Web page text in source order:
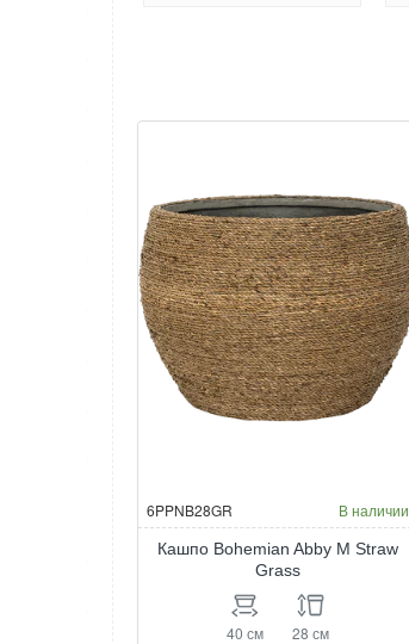
6PPNB28GR В наличии
Кашпо Bohemian Abby M Straw
Grass
40 см 28 см